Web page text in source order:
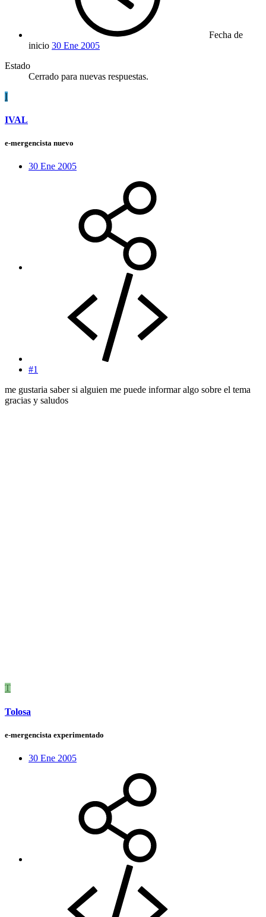
Fecha de
inicio 30 Ene 2005
Estado
Cerrado para nuevas respuestas.
I
IVAL
e-mergencista nuevo
30 Ene 2005
#1
me gustaria saber si alguien me puede informar algo sobre el tema
gracias y saludos
T
Tolosa
e-mergencista experimentado
30 Ene 2005